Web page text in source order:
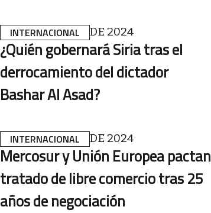
INTERNACIONAL
9 DE DICIEMBRE DE 2024
¿Quién gobernará Siria tras el
derrocamiento del dictador
Bashar Al Asad?
INTERNACIONAL
6 DE DICIEMBRE DE 2024
Mercosur y Unión Europea pactan
tratado de libre comercio tras 25
años de negociación